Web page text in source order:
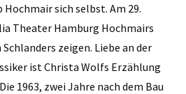
sich selbst. Am 29.
Theater Hamburg Hochmairs
zeigen. Liebe an der
ist Christa Wolfs Erzählung
1963, zwei Jahre nach dem Bau